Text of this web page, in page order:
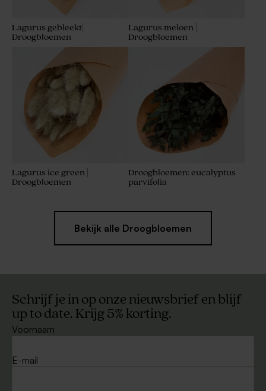
Lagurus gebleekt|
Droogbloemen
Lagurus meloen |
Droogbloemen
Lagurus ice green |
Droogbloemen
Droogbloemen: eucalyptus
parvifolia
Bekijk alle Droogbloemen
Schrijf je in op onze nieuwsbrief en blijf
up to date. Krijg 5% korting.
Voornaam
E-mail